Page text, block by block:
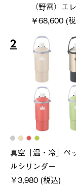
（野電）エ
￥68,600 (
2
真空「温・冷」ペ
ルシリンダー
￥3,980 (税込)